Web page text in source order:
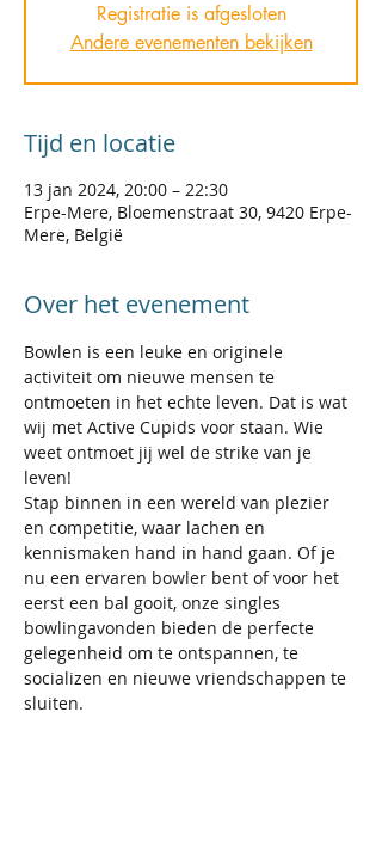
Registratie is afgesloten
Andere evenementen bekijken
Tijd en locatie
13 jan 2024, 20:00 – 22:30
Erpe-Mere, Bloemenstraat 30, 9420 Erpe-
Mere, België
Over het evenement
Bowlen is een leuke en originele
activiteit om nieuwe mensen te
ontmoeten in het echte leven. Dat is wat
wij met Active Cupids voor staan. Wie
weet ontmoet jij wel de strike van je
leven!
Stap binnen in een wereld van plezier
en competitie, waar lachen en
kennismaken hand in hand gaan. Of je
nu een ervaren bowler bent of voor het
eerst een bal gooit, onze singles
bowlingavonden bieden de perfecte
gelegenheid om te ontspannen, te
socializen en nieuwe vriendschappen te
sluiten.